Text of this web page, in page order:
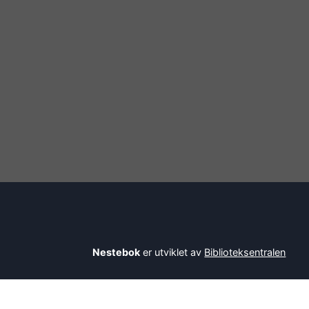
Nestebok er utviklet av Biblioteksentralen